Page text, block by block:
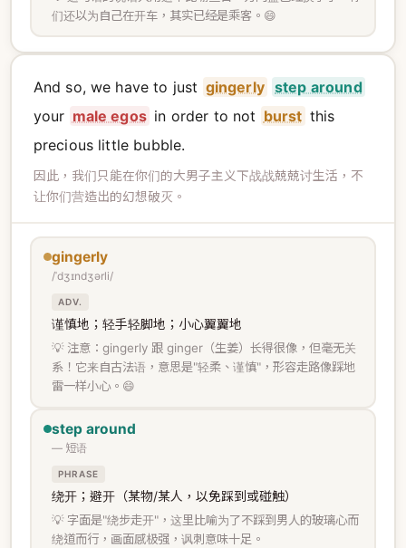
们还以为自己在开车，其实已经是乘客。😄
And so, we have to just gingerly step around
your male egos in order to not burst this
precious little bubble.
因此，我们只能在你们的大男子主义下战战兢兢讨生活，不
让你们营造出的幻想破灭。
gingerly
/ˈdʒɪndʒərli/
ADV.
谨慎地；轻手轻脚地；小心翼翼地
💡 注意：gingerly 跟 ginger（生姜）长得很像，但毫无关
系！它来自古法语，意思是"轻柔、谨慎"，形容走路像踩地
雷一样小心。😄
step around
— 短语
PHRASE
绕开；避开（某物/某人，以免踩到或碰触）
💡 字面是"绕步走开"，这里比喻为了不踩到男人的玻璃心而
绕道而行，画面感极强，讽刺意味十足。